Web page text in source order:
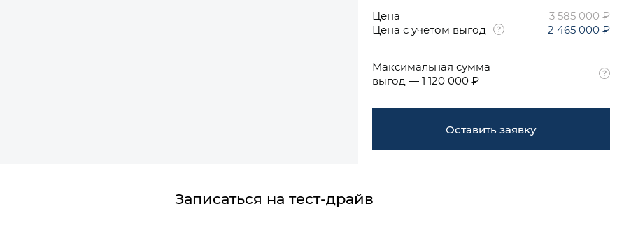
Цена
3 585 000 ₽
Цена с учетом выгод
2 465 000 ₽
Максимальная сумма
выгод — 1 120 000 ₽
Оставить заявку
Записаться на тест-драйв